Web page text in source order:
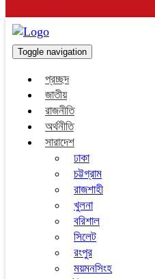
Toggle navigation
প্রচ্ছদ
জাতীয়
রাজনীতি
অর্থনীতি
সারাদেশ
ঢাকা
চট্টগ্রাম
রাজশাহী
খুলনা
বরিশাল
সিলেট
রংপুর
ময়মনসিংহ